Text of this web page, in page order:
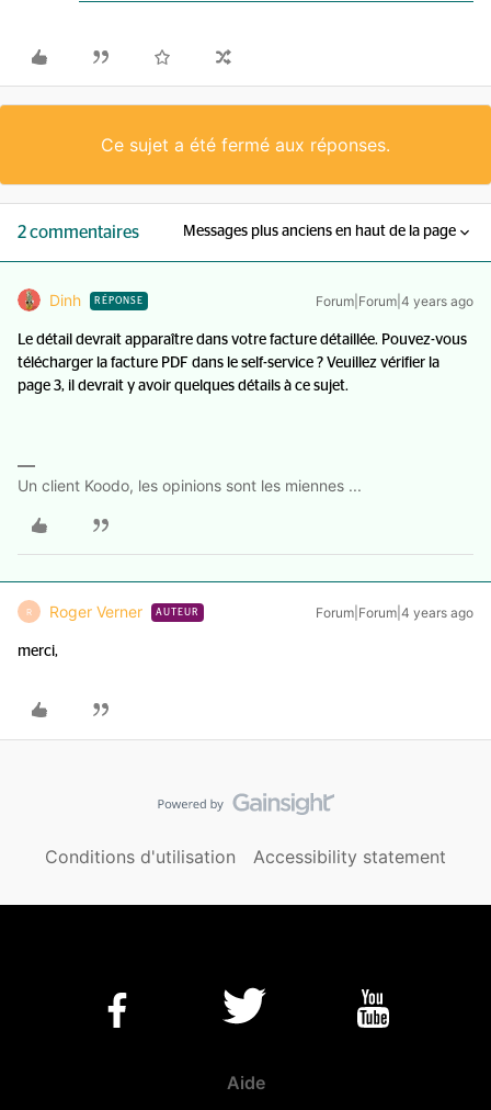
Ce sujet a été fermé aux réponses.
2 commentaires Messages plus anciens en haut de la page
Dinh RÉPONSE Forum|Forum|4 years ago
Le détail devrait apparaître dans votre facture détaillée. Pouvez-vous
télécharger la facture PDF dans le self-service ? Veuillez vérifier la
page 3, il devrait y avoir quelques détails à ce sujet.
Un client Koodo, les opinions sont les miennes ...
R Roger Verner AUTEUR Forum|Forum|4 years ago
merci,
Conditions d'utilisation Accessibility statement
Aide